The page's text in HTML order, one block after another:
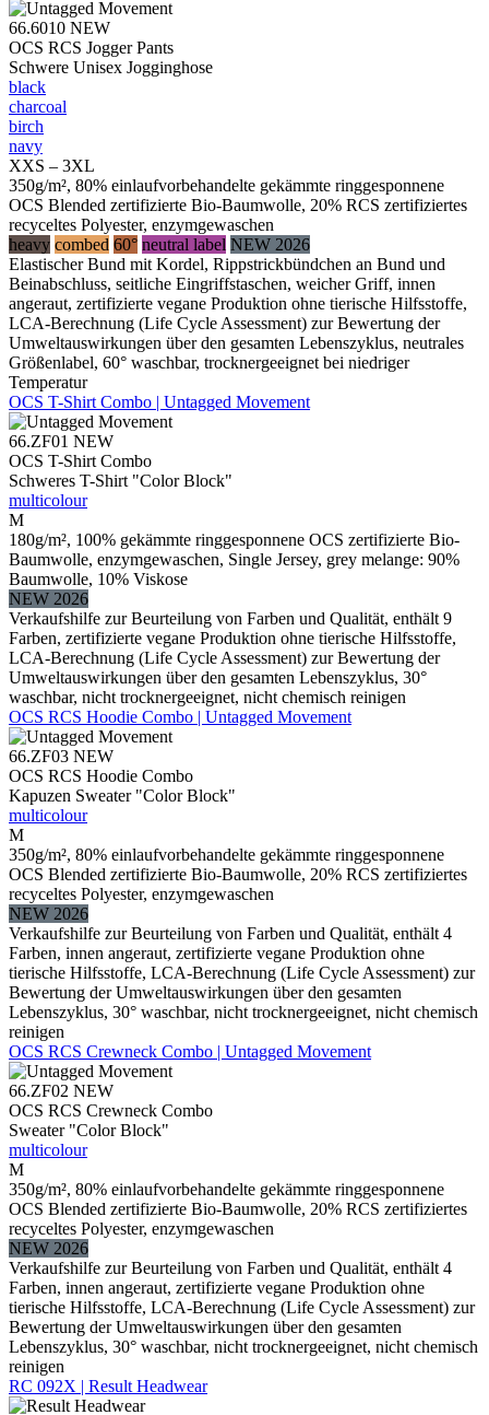
66.6010 NEW
OCS RCS Jogger Pants
Schwere Unisex Jogginghose
black
charcoal
birch
navy
XXS – 3XL
350g/m², 80% einlaufvorbehandelte gekämmte ringgesponnene
OCS Blended zertifizierte Bio-Baumwolle, 20% RCS zertifiziertes
recyceltes Polyester, enzymgewaschen
heavy combed 60° neutral label NEW 2026
Elastischer Bund mit Kordel, Rippstrickbündchen an Bund und
Beinabschluss, seitliche Eingriffstaschen, weicher Griff, innen
angeraut, zertifizierte vegane Produktion ohne tierische Hilfsstoffe,
LCA-Berechnung (Life Cycle Assessment) zur Bewertung der
Umweltauswirkungen über den gesamten Lebenszyklus, neutrales
Größenlabel, 60° waschbar, trocknergeeignet bei niedriger
Temperatur
OCS T-Shirt Combo | Untagged Movement
66.ZF01 NEW
OCS T-Shirt Combo
Schweres T-Shirt "Color Block"
multicolour
M
180g/m², 100% gekämmte ringgesponnene OCS zertifizierte Bio-
Baumwolle, enzymgewaschen, Single Jersey, grey melange: 90%
Baumwolle, 10% Viskose
NEW 2026
Verkaufshilfe zur Beurteilung von Farben und Qualität, enthält 9
Farben, zertifizierte vegane Produktion ohne tierische Hilfsstoffe,
LCA-Berechnung (Life Cycle Assessment) zur Bewertung der
Umweltauswirkungen über den gesamten Lebenszyklus, 30°
waschbar, nicht trocknergeeignet, nicht chemisch reinigen
OCS RCS Hoodie Combo | Untagged Movement
66.ZF03 NEW
OCS RCS Hoodie Combo
Kapuzen Sweater "Color Block"
multicolour
M
350g/m², 80% einlaufvorbehandelte gekämmte ringgesponnene
OCS Blended zertifizierte Bio-Baumwolle, 20% RCS zertifiziertes
recyceltes Polyester, enzymgewaschen
NEW 2026
Verkaufshilfe zur Beurteilung von Farben und Qualität, enthält 4
Farben, innen angeraut, zertifizierte vegane Produktion ohne
tierische Hilfsstoffe, LCA-Berechnung (Life Cycle Assessment) zur
Bewertung der Umweltauswirkungen über den gesamten
Lebenszyklus, 30° waschbar, nicht trocknergeeignet, nicht chemisch
reinigen
OCS RCS Crewneck Combo | Untagged Movement
66.ZF02 NEW
OCS RCS Crewneck Combo
Sweater "Color Block"
multicolour
M
350g/m², 80% einlaufvorbehandelte gekämmte ringgesponnene
OCS Blended zertifizierte Bio-Baumwolle, 20% RCS zertifiziertes
recyceltes Polyester, enzymgewaschen
NEW 2026
Verkaufshilfe zur Beurteilung von Farben und Qualität, enthält 4
Farben, innen angeraut, zertifizierte vegane Produktion ohne
tierische Hilfsstoffe, LCA-Berechnung (Life Cycle Assessment) zur
Bewertung der Umweltauswirkungen über den gesamten
Lebenszyklus, 30° waschbar, nicht trocknergeeignet, nicht chemisch
reinigen
RC 092X | Result Headwear